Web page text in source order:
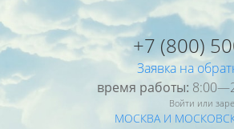
+7 (800)
Заявка на
время работы:
Войти или
МОСКВА И